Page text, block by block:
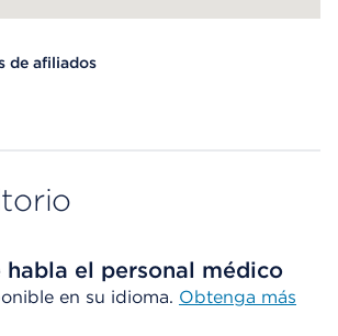
de afiliados
habla el personal médico
en su idioma. Obtenga más